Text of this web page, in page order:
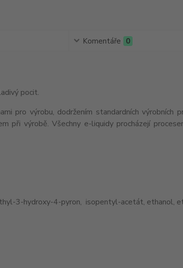
Komentáře 0
pocit.
pro výrobu, dodržením standardních
při výrobě. Všechny e-liquidy procházejí
3-hydroxy-4-pyron, isopentyl-acetát, ethanol,